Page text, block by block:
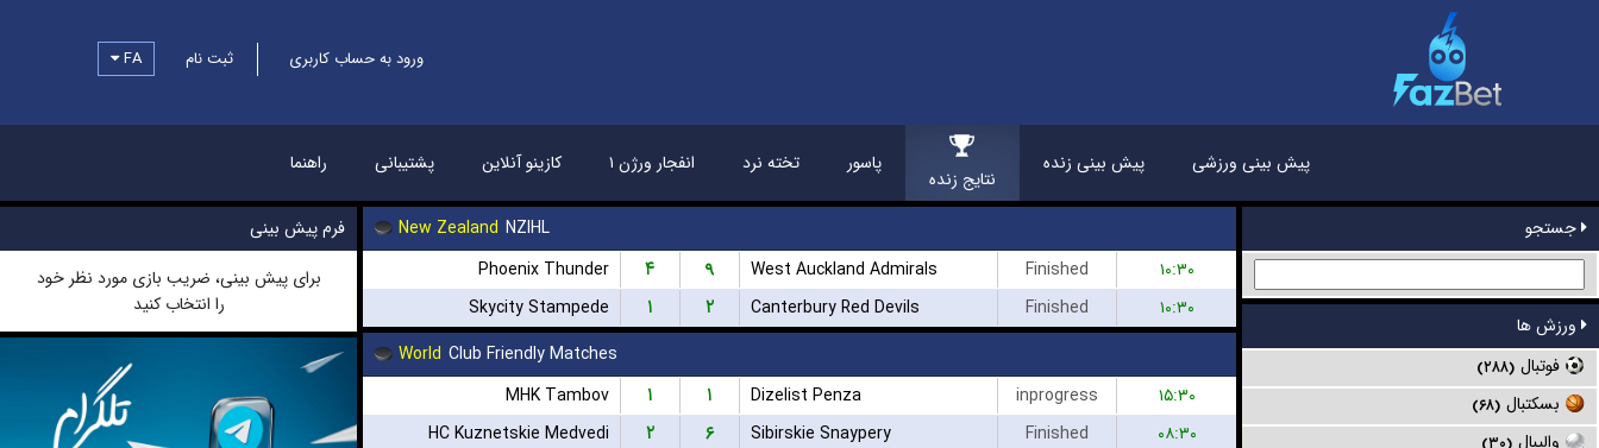
ورود به حساب کاربری ثبت نام FA
پیش بینی ورزشی پیش بینی زنده
نتایج زنده
پاسور تخته نرد انفجار ورژن ۱ کازینو آنلاین پشتیبانی راهنما
جستجو
ورزش ها
فوتبال (۲۸۸)
بسکتبال (۶۸)
والیبال
New Zealand NZIHL
Phoenix Thunder
۴ ۹ West Auckland Admirals Finished
۱۰:۳۰
Skycity Stampede
۱ ۲ Canterbury Red Devils Finished
۱۰:۳۰
World Club Friendly Matches
MHK Tambov
۱ ۱ Dizelist Penza inprogress
۱۵:۳۰
HC Kuznetskie Medvedi
۲ ۶ Sibirskie Snaypery Finished
۰۸:۳۰
فرم پیش بینی
برای پیش بینی، ضریب بازی مورد نظر خود
را انتخاب کنید